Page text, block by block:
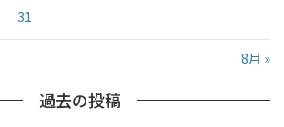
31
8月 »
過去の投稿